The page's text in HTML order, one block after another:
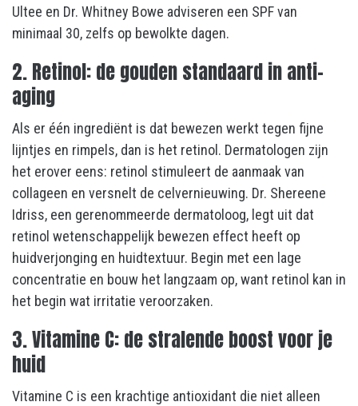
Ultee en Dr. Whitney Bowe adviseren een SPF van
minimaal 30, zelfs op bewolkte dagen.
2. Retinol: de gouden standaard in anti-
aging
Als er één ingrediënt is dat bewezen werkt tegen fijne
lijntjes en rimpels, dan is het retinol. Dermatologen zijn
het erover eens: retinol stimuleert de aanmaak van
collageen en versnelt de celvernieuwing. Dr. Shereene
Idriss, een gerenommeerde dermatoloog, legt uit dat
retinol wetenschappelijk bewezen effect heeft op
huidverjonging en huidtextuur. Begin met een lage
concentratie en bouw het langzaam op, want retinol kan in
het begin wat irritatie veroorzaken.
3. Vitamine C: de stralende boost voor je
huid
Vitamine C is een krachtige antioxidant die niet alleen